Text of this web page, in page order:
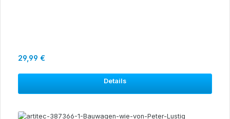
Regulärer Preis:
29,99 €
Details